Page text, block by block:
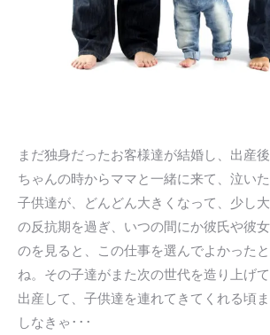
まだ独身だったお客様達が結婚し、出産
ちゃんの時からママと一緒に来て、泣い
子供達が、どんどん大きくなって、少し
の反抗期を過ぎ、いつの間にか彼氏や彼
のを見ると、この仕事を選んでよかった
ね。その子達がまた次の世代を造り上げ
出産して、子供達を連れてきてくれる頃
しなきゃ･･･